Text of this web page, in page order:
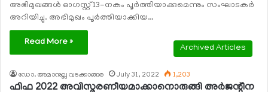
അഭിമുഖങ്ങള്‍ ഓഗസ്റ്റ് 13-നകം പൂര്‍ത്തിയാക്കുമെന്നും സംഘാടകര്‍
അറിയിച്ചു. അഭിമുഖം പൂര്‍ത്തിയാക്കിയ…
Read More »
Archived Articles
ഡോ. അമാനുല്ല വടക്കാങ്ങര July 31, 2022 1,203
ഫിഫ 2022 അവിസ്മരണീയമാക്കാനൊരുങ്ങി അര്‍ജന്റീന